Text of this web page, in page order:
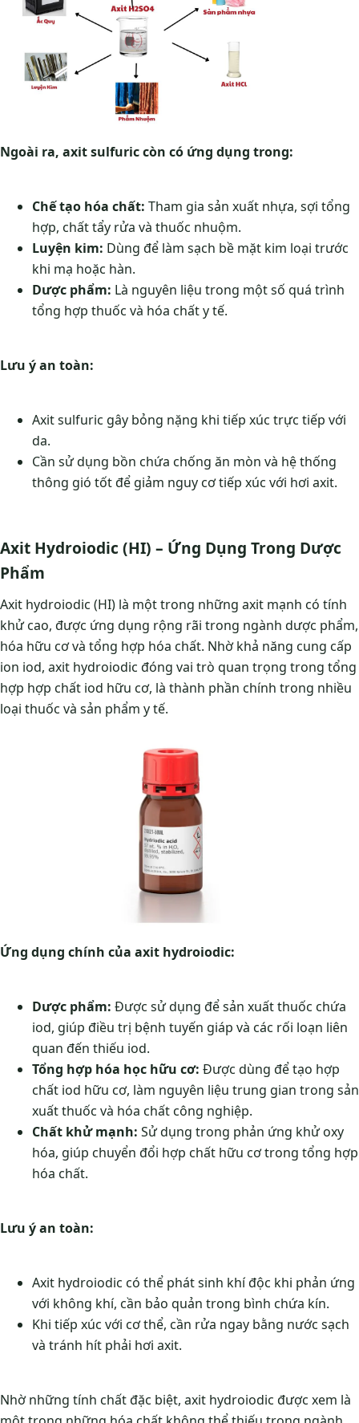
Ngoài ra, axit sulfuric còn có ứng dụng trong:
Chế tạo hóa chất: Tham gia sản xuất nhựa, sợi tổng
hợp, chất tẩy rửa và thuốc nhuộm.
Luyện kim: Dùng để làm sạch bề mặt kim loại trước
khi mạ hoặc hàn.
Dược phẩm: Là nguyên liệu trong một số quá trình
tổng hợp thuốc và hóa chất y tế.
Lưu ý an toàn:
Axit sulfuric gây bỏng nặng khi tiếp xúc trực tiếp với
da.
Cần sử dụng bồn chứa chống ăn mòn và hệ thống
thông gió tốt để giảm nguy cơ tiếp xúc với hơi axit.
Axit Hydroiodic (HI) – Ứng Dụng Trong Dược
Phẩm
Axit hydroiodic (HI) là một trong những axit mạnh có tính
khử cao, được ứng dụng rộng rãi trong ngành dược phẩm,
hóa hữu cơ và tổng hợp hóa chất. Nhờ khả năng cung cấp
ion iod, axit hydroiodic đóng vai trò quan trọng trong tổng
hợp hợp chất iod hữu cơ, là thành phần chính trong nhiều
loại thuốc và sản phẩm y tế.
Ứng dụng chính của axit hydroiodic:
Dược phẩm: Được sử dụng để sản xuất thuốc chứa
iod, giúp điều trị bệnh tuyến giáp và các rối loạn liên
quan đến thiếu iod.
Tổng hợp hóa học hữu cơ: Được dùng để tạo hợp
chất iod hữu cơ, làm nguyên liệu trung gian trong sản
xuất thuốc và hóa chất công nghiệp.
Chất khử mạnh: Sử dụng trong phản ứng khử oxy
hóa, giúp chuyển đổi hợp chất hữu cơ trong tổng hợp
hóa chất.
Lưu ý an toàn:
Axit hydroiodic có thể phát sinh khí độc khi phản ứng
với không khí, cần bảo quản trong bình chứa kín.
Khi tiếp xúc với cơ thể, cần rửa ngay bằng nước sạch
và tránh hít phải hơi axit.
Nhờ những tính chất đặc biệt, axit hydroiodic được xem là